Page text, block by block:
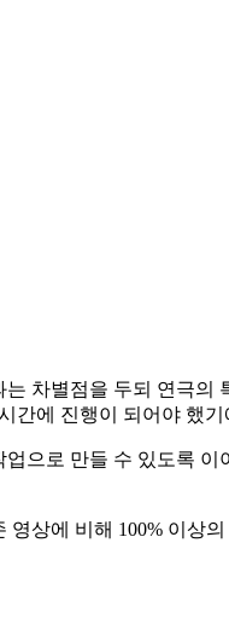
차별점을 두되 연극
간에 진행이 되어야 했
으로 만들 수 있도록
상에 비해 100% 이상